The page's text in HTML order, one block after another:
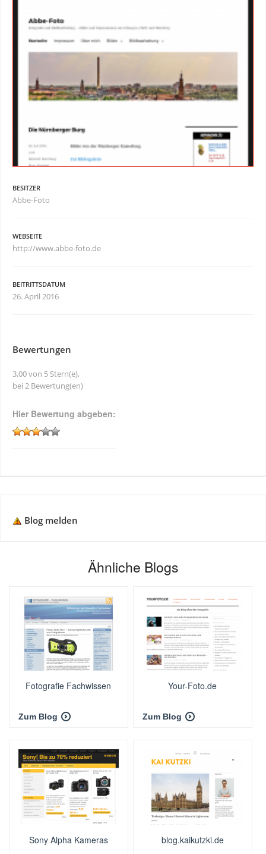
BESITZER
Abbe-Foto
WEBSEITE
http://www.abbe-foto.de
BEITRITTSDATUM
26. April 2016
Bewertungen
3,00 von 5 Stern(e),
bei 2 Bewertung(en)
Hier Bewertung abgeben:
Blog melden
Ähnliche Blogs
Fotografie Fachwissen
Zum Blog
Your-Foto.de
Zum Blog
Sony Alpha Kameras blog.kaikutzki.de